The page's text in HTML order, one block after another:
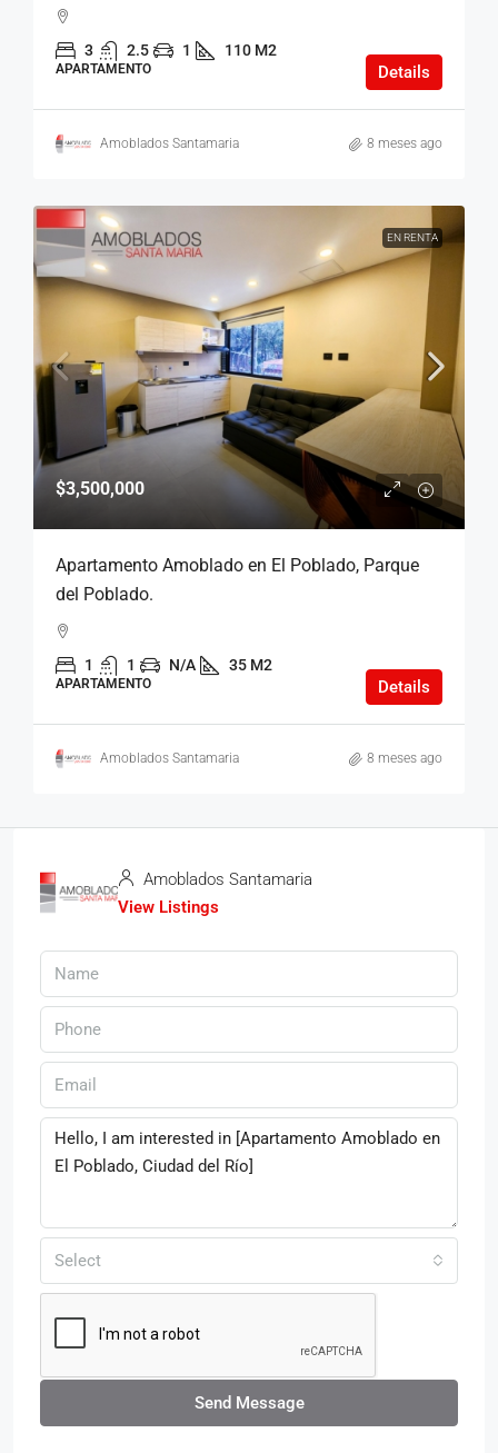
3 2.5 1 110 M2
APARTAMENTO Details
Amoblados Santamaria 8 meses ago
EN RENTA
$3,500,000
Apartamento Amoblado en El Poblado, Parque
del Poblado.
1 1 N/A 35 M2
APARTAMENTO Details
Amoblados Santamaria 8 meses ago
Amoblados Santamaria
View Listings
Select
Send Message